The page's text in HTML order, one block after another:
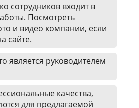
сотрудников входит в
Посмотреть
и видео компании, если
сайте.
является руководителем
качества,
для предлагаемой